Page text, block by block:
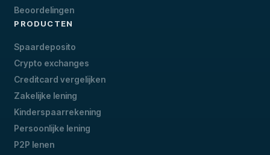
Beoordelingen
PRODUCTEN
Spaardeposito
Crypto exchanges
Creditcard vergelijken
Zakelijke lening
Kinderspaarrekening
Persoonlijke lening
P2P lenen